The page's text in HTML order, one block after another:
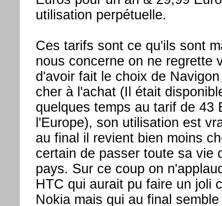
utilisation perpétuelle.
Ces tarifs sont ce qu'ils sont
nous concerne on ne regrette
d'avoir fait le choix de
cher à l'achat (Il était
quelques temps au tarif de 43
l'Europe), son utilisation est
au final il revient bien moins
certain de passer toute sa vie
pays. Sur ce coup on
HTC qui aurait pu faire un joli
Nokia mais qui au final